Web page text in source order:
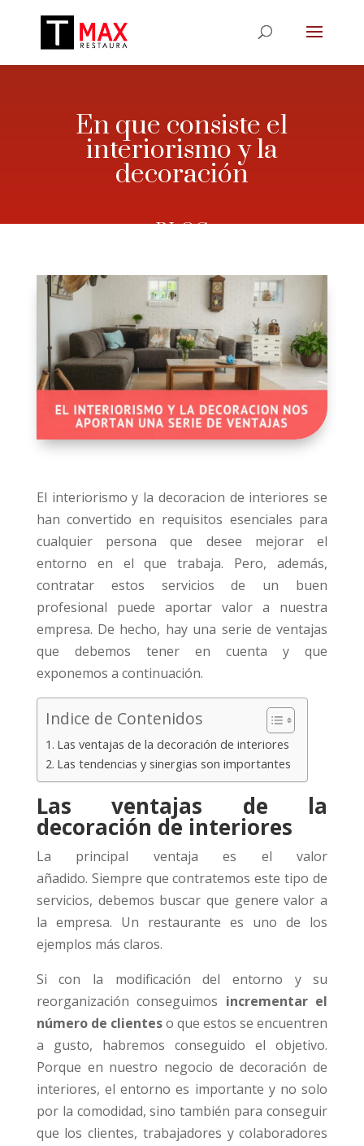
En que consiste el
interiorismo y la
decoración
– BLOG –
El interiorismo y la decoracion de interiores se
han convertido en requisitos esenciales para
cualquier persona que desee mejorar el
entorno en el que trabaja. Pero, además,
contratar estos servicios de un buen
profesional puede aportar valor a nuestra
empresa. De hecho, hay una serie de ventajas
que debemos tener en cuenta y que
exponemos a continuación.
Indice de Contenidos
Las ventajas de la decoración de interiores
Las tendencias y sinergias son importantes
Las ventajas de la
decoración de interiores
La principal ventaja es el valor
añadido. Siempre que contratemos este tipo de
servicios, debemos buscar que genere valor a
la empresa. Un restaurante es uno de los
ejemplos más claros.
Si con la modificación del entorno y su
reorganización conseguimos incrementar el
número de clienteso que estos se encuentren
a gusto, habremos conseguido el objetivo.
Porque en nuestro negocio de decoración de
interiores, el entorno es importante y no solo
por la comodidad, sino también para conseguir
que los clientes, trabajadores y colaboradores